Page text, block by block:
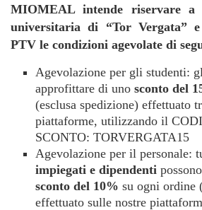
MIOMEAL intende riservare
universitaria di “Tor Vergata”
PTV le condizioni agevolate di
Agevolazione per gli studenti:
approfittare di uno sconto del
(esclusa spedizione) effettuato
piattaforme, utilizzando il
SCONTO: TORVERGATA15
Agevolazione per il personale:
impiegati e dipendenti
sconto del 10% su ogni ordine
effettuato sulle nostre